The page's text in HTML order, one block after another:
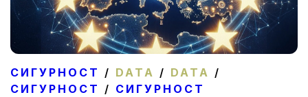
СИГУРНОСТ / DATA / DATA /
СИГУРНОСТ / СИГУРНОСТ